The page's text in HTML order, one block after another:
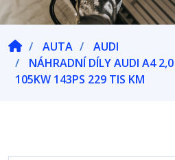
AUTA
AUDI
NÁHRADNÍ DÍLY AUDI A4
105KW 143PS 229 TIS KM